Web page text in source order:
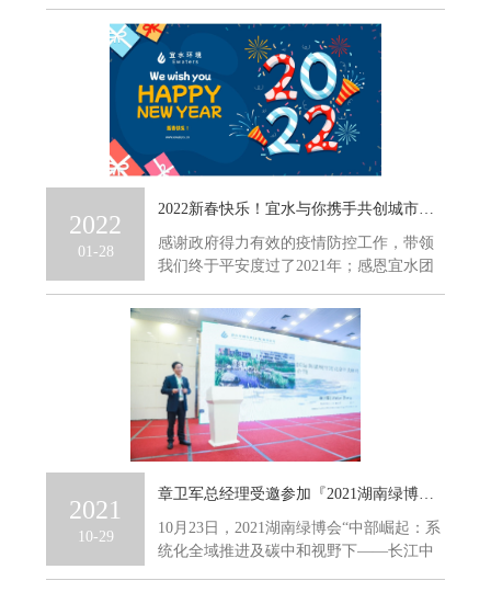
2022
01-28
2022新春快乐！宜水与你携手共创城市水务数字化未来！
感谢政府得力有效的疫情防控工作，带领
我们终于平安度过了2021年；感恩宜水团
2021
10-29
章卫军总经理受邀参加『2021湖南绿博会』海绵高峰论坛并作交流发言
10月23日，2021湖南绿博会“中部崛起：系
统化全域推进及碳中和视野下——长江中